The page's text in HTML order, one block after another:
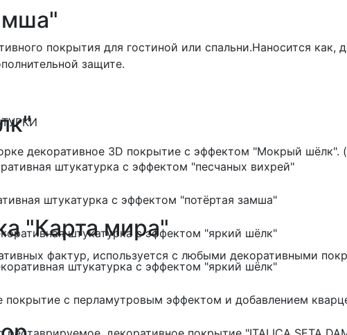
покрытия для гостиной или спальни.Наносится как,
защите.
декоративное 3D покрытие с эффектом "Мокрый шёлк".
"Карта мира"
фактур, используется с любыми декоративными
штукатурка с эффектом "песчаных вихрей"
штукатурка с эффектом "потёртая замша"
штукатурка с эффектом "яркий шёлк"
штукатурка с эффектом "яркий шёлк"
покрытие с перламутровым эффектом и добавлением